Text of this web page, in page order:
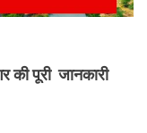
पूरी जानकारी